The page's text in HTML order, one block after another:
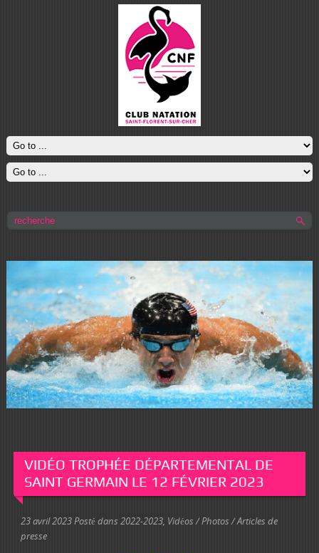
VIDÉO TROPHÉE DÉPARTEMENTAL DE
SAINT GERMAIN LE 12 FÉVRIER 2023
23 avril 2023Posté dans2022-2023, Vidéos / Photos / Articles de
presse